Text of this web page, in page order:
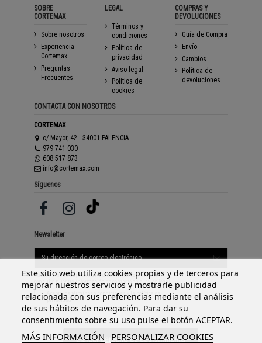
SOBRE
CORTEMAX
Sobre nosotros
Experiencia
Cortemax
Preguntas
Frecuentes
LEGAL
Términos y
condiciones
Política de
privacidad
Aviso legal
Política de
cookies
COMPRAS Y
DEVOLUCIONES
Guía de Compra
Envío
Cambios
Política de
devoluciones
CONTACTA CON NOSOTROS
CORTEMAX
c/ Mayor, 42 - 34001 PALENCIA
979 741 030
608 517 873
info@cortemax.com
Este sitio web utiliza cookies propias y de terceros para
mejorar nuestros servicios y mostrarle publicidad
relacionada con sus preferencias mediante el análisis
de sus hábitos de navegación. Para dar su
consentimiento sobre su uso pulse el botón ACEPTAR.
MÁS INFORMACIÓN PERSONALIZAR COOKIES
Síguenos
Newsletter
Puede darse de baja en cualquier momento. Para ello,
consulte nuestra información de contacto en el aviso legal.
Acepto los
términos y condiciones
política de
privacidad
Ejercer derecho de desistimiento